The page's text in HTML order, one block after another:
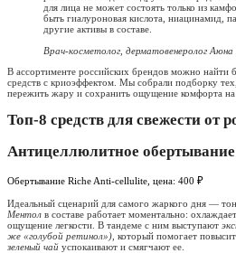
для лица не может состоять только из
быть гиалуроновая кислота, ниацинамид,
другие активы в составе.
Врач-косметолог, дерматовенеролог
В ассортименте российских брендов можно найти
средств с криоэффектом. Мы собрали подборку
пережить жару и сохранить ощущение комфорта на
Топ-8 средств для свежести от
Антицеллюлитное
Обертывание Riche Anti-cellulite, цена: 400 ₽
Идеальный сценарий для самого жаркого дня —
Ментол в составе работает моментально:
ощущение легкости. В тандеме с ним выступают
же «голубой ретинол») , который помогает
зеленый чай успокаивают и смягчают ее.